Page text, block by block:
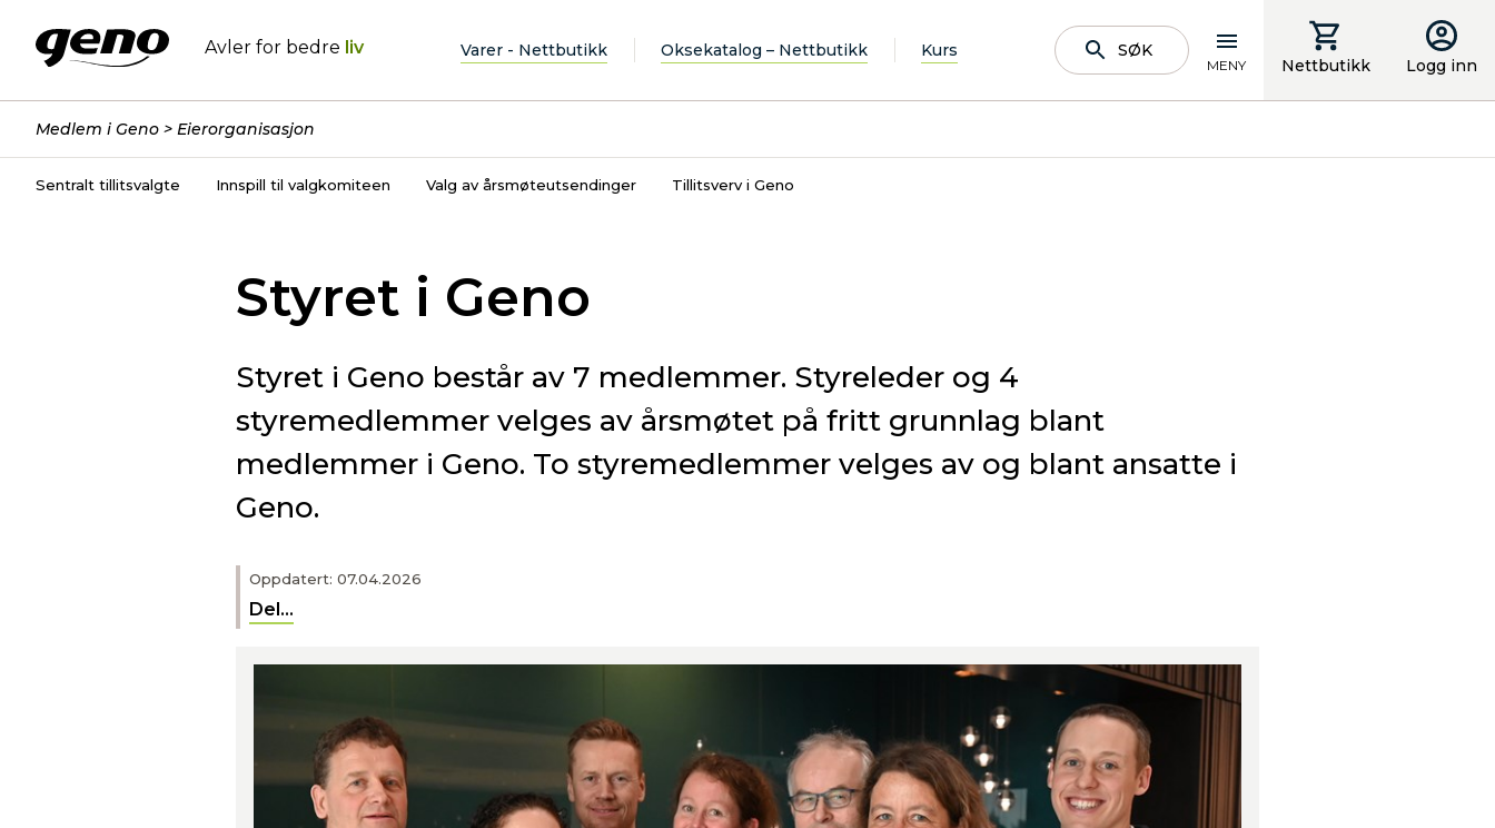
Avler for bedre liv Varer - Nettbutikk Oksekatalog – Nettbutikk Kurs SØK
MENY Nettbutikk Logg inn
Medlem i Geno Eierorganisasjon
Sentralt tillitsvalgte Innspill til valgkomiteen Valg av årsmøteutsendinger Tillitsverv i Geno
Styret i Geno
Oppdatert: 07.04.2026
Del...
Styret i Geno består av 7 medlemmer. Styreleder og 4
styremedlemmer velges av årsmøtet på fritt grunnlag blant
medlemmer i Geno. To styremedlemmer velges av og blant ansatte i
Geno.